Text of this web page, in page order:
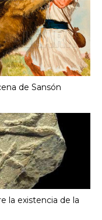
de Sansón
la existencia de la